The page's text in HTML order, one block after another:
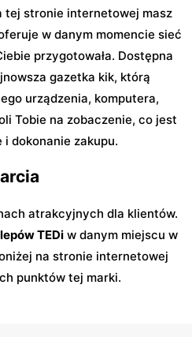
tej stronie internetowej masz
w danym momencie sieć
przygotowała. Dostępna
gazetka kik, którą
urządzenia, komputera,
Tobie na zobaczenie, co jest
i dokonanie zakupu.
atrakcyjnych dla klientów.
TEDi w danym miejscu w
na stronie internetowej
punktów tej marki.